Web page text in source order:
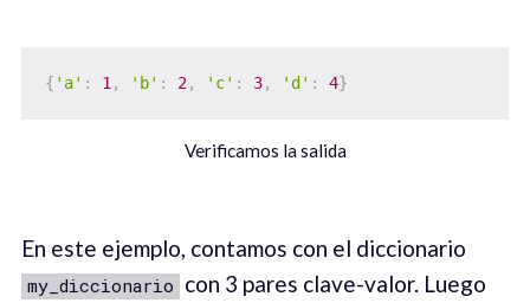
{ 'a' : 1 , 'b' : 2, 'c' : 3, 'd' : 4}
Verificamos la salida
En este ejemplo, contamos con el diccionario
my_diccionario con 3 pares clave-valor. Luego